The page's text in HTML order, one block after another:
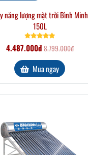
năng lượng mặt trời Bình Minh
150L
4.487.000đ8.799.000đ
Mua ngay